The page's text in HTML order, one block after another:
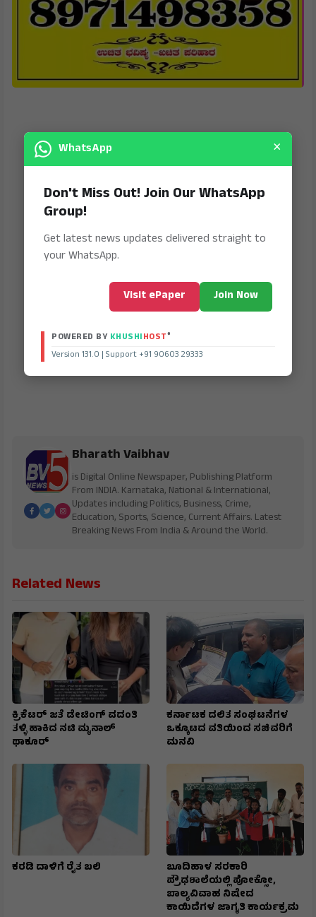
Bharath Vaibhav
is Digital Online Newspaper, Publishing Platform
From INDIA. Karnataka, National & International,
Updates including Politics, Business, Crime,
Education, Sports, Science, Current Affairs. Latest
Breaking News From India & Around the World.
Related News
ಕ್ರಿಕೆಟರ್ ಜತೆ ಡೇಟಿಂಗ್ ವದಂತಿ
ತಳ್ಳಿ ಹಾಕಿದ ನಟಿ ಮೃನಾಲ್
ಥಾಕೂರ್
ಕರ್ನಾಟಕ ದಲಿತ ಸಂಘಟನೆಗಳ
ಒಕ್ಕೂಟದ ವತಿಯಿಂದ ಸಚಿವರಿಗೆ
ಮನವಿ
ಕರಡಿ ದಾಳಿಗೆ ರೈತ ಬಲಿ
ಬೂದಿಹಾಳ ಸರಕಾರಿ
ಪ್ರೌಢಶಾಲೆಯಲ್ಲಿ ಪೋಕ್ಸೋ,
ಬಾಲ್ಯವಿವಾಹ ನಿಷೇದ
ಕಾಯಿದೆಗಳ ಜಾಗೃತಿ ಕಾರ್ಯಕ್ರಮ
WhatsApp ×
Don't Miss Out! Join Our WhatsApp
Group!
Get latest news updates delivered straight to
your WhatsApp.
Visit ePaper Join Now
POWERED BY KHUSHIHOST®
Version 131.0 | Support +91 90603 29333